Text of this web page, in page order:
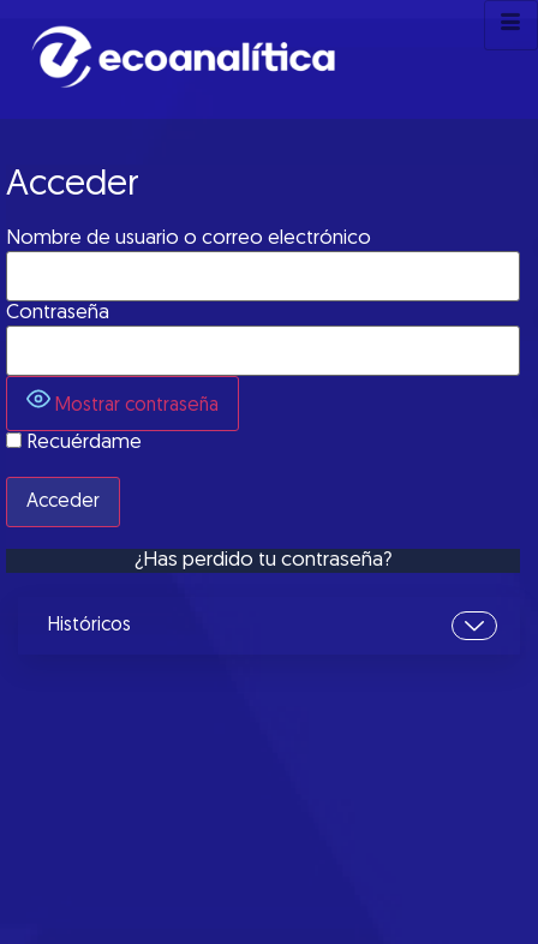
Acceder
Nombre de usuario o correo electrónico
Contraseña
Mostrar contraseña
Recuérdame
¿Has perdido tu contraseña?
Históricos